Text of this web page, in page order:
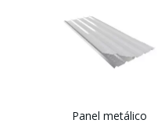
Panel metálico